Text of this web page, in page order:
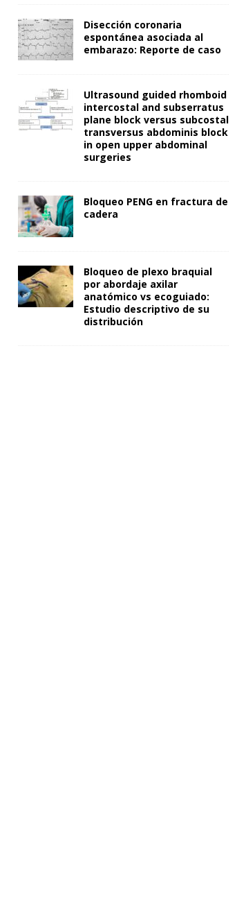
Disección coronaria
espontánea asociada al
embarazo: Reporte de caso
Ultrasound guided rhomboid
intercostal and subserratus
plane block versus subcostal
transversus abdominis block
in open upper abdominal
surgeries
Bloqueo PENG en fractura de
cadera
Bloqueo de plexo braquial
por abordaje axilar
anatómico vs ecoguiado:
Estudio descriptivo de su
distribución